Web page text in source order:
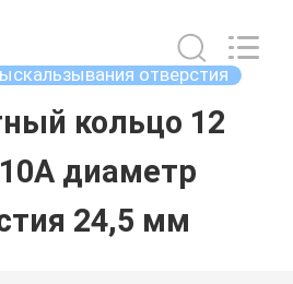
отверстия
кольцо 12
диаметр
24,5 мм